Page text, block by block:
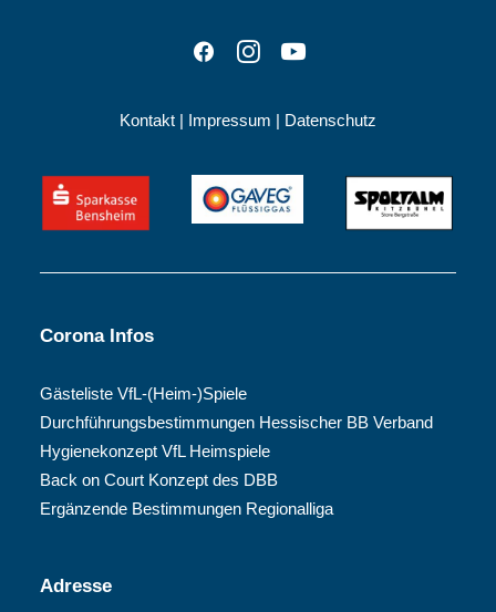
Kontakt | Impressum | Datenschutz
Corona Infos
Gästeliste VfL-(Heim-)Spiele
Durchführungsbestimmungen Hessischer BB Verband
Hygienekonzept VfL Heimspiele
Back on Court Konzept des DBB
Ergänzende Bestimmungen Regionalliga
Adresse